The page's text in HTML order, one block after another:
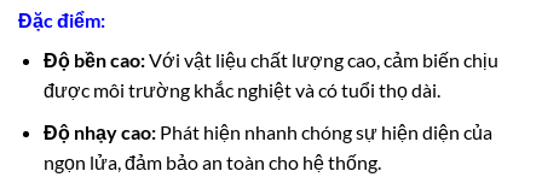
Đặc điểm:
Độ bền cao:Với vật liệu chất lượng cao, cảm biến chịu
được môi trường khắc nghiệt và có tuổi thọ dài.
Độ nhạy cao:Phát hiện nhanh chóng sự hiện diện của
ngọn lửa, đảm bảo an toàn cho hệ thống.